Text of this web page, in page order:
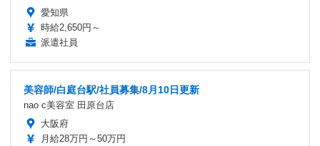
愛知県
時給2,650円～
派遣社員
美容師/白庭台駅/社員募集/8月10日更新
nao c美容室 田原台店
大阪府
月給28万円～50万円